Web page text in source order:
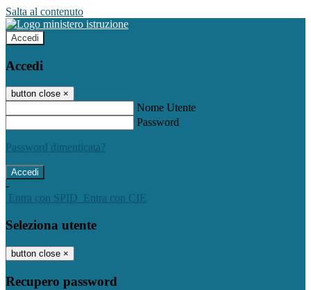
Salta al contenuto
Accedi
Accedi
button close ×
Nome Utente
Password
Password dimenticata?
-
Entra con SPID
Entra con CIE
Seleziona utente
button close ×
Recupero password